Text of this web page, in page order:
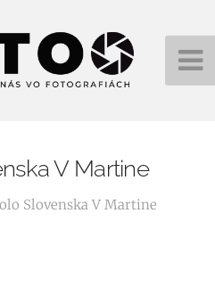
V Martine
Slovenska V Martine